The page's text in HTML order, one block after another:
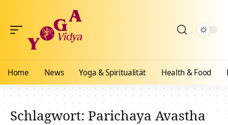
Home News Yoga & Spiritualität Health & Food
Schlagwort:Parichaya Avastha